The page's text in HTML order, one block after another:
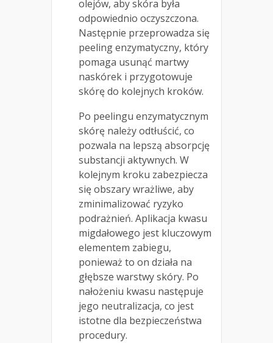
olejów, aby skóra była
odpowiednio oczyszczona.
Następnie przeprowadza się
peeling enzymatyczny, który
pomaga usunąć martwy
naskórek i przygotowuje
skórę do kolejnych kroków.
Po peelingu enzymatycznym
skórę należy odtłuścić, co
pozwala na lepszą absorpcję
substancji aktywnych. W
kolejnym kroku zabezpiecza
się obszary wrażliwe, aby
zminimalizować ryzyko
podrażnień. Aplikacja kwasu
migdałowego jest kluczowym
elementem zabiegu,
ponieważ to on działa na
głębsze warstwy skóry. Po
nałożeniu kwasu następuje
jego neutralizacja, co jest
istotne dla bezpieczeństwa
procedury.